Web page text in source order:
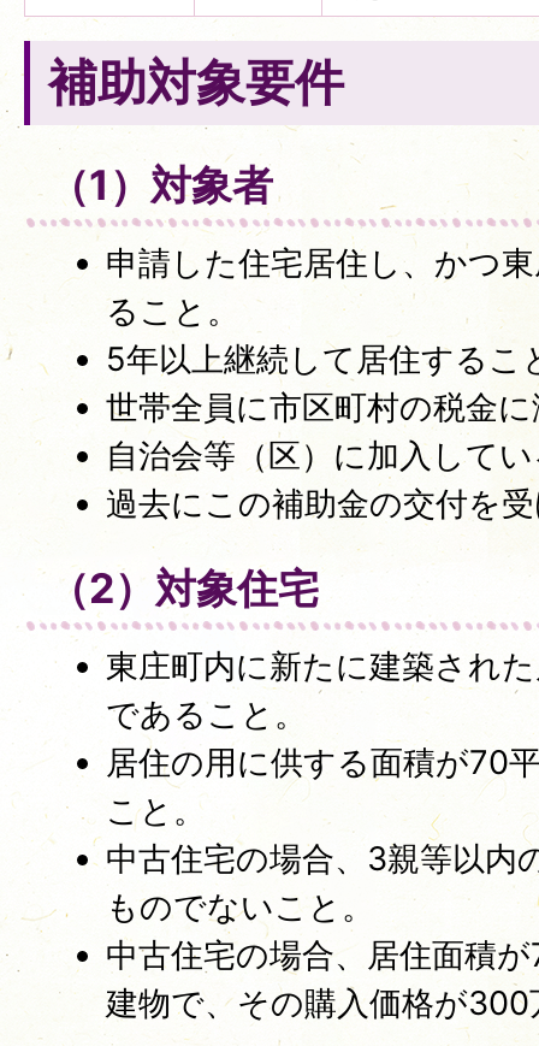
補助対象要件
（1）対象者
申請した住宅居住し、かつ
ること。
5年以上継続して居住するこ
世帯全員に市区町村の税金
自治会等（区）に加入して
過去にこの補助金の交付を
（2）対象住宅
東庄町内に新たに建築され
であること。
居住の用に供する面積が70
こと。
中古住宅の場合、3親等以内
ものでないこと。
中古住宅の場合、居住面積
建物で、その購入価格が